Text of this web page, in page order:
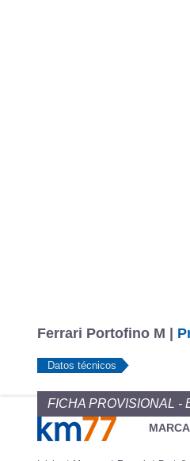
Ferrari Portofino M |
Datos técnicos
FICHA PROVISIONAL -